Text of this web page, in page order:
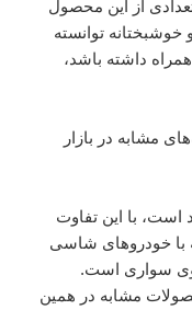
تعدادی از این محصول
توانسته
داشته باشد،
نمونه‌های مشابه در بازار
با این تفاوت
با خودروهای شاسی
سواری است.
با محصولات مشابه در همین